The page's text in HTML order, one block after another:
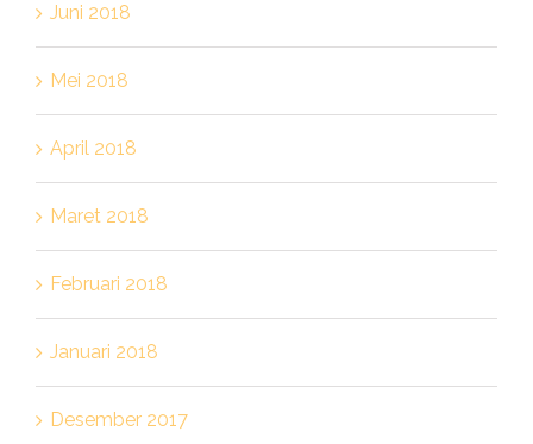
Juni 2018
Mei 2018
April 2018
Maret 2018
Februari 2018
Januari 2018
Desember 2017